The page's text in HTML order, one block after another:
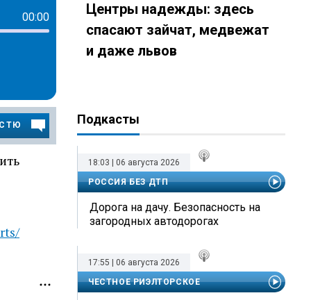
00:00
Центры надежды: здесь
спасают зайчат, медвежат
и даже львов
Подкасты
18:03 | 06 августа 2026
РОССИЯ БЕЗ ДТП
Дорога на дачу. Безопасность на
загородных автодорогах
17:55 | 06 августа 2026
ЧЕСТНОЕ РИЭЛТОРСКОЕ